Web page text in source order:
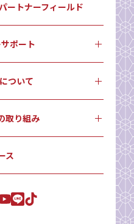
ートナーフィールド
ポート
ついて
取り組み
ス